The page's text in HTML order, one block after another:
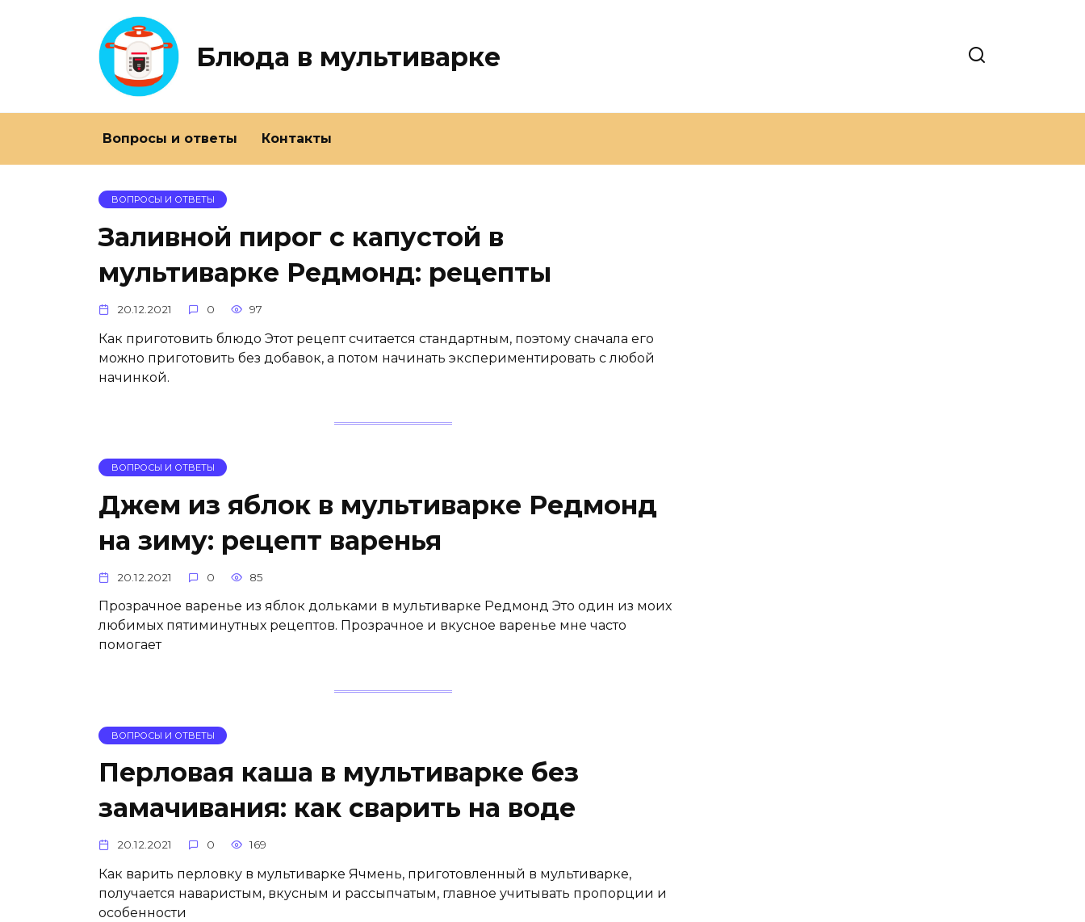
Блюда в мультиварке
Вопросы и ответы Контакты
ВОПРОСЫ И ОТВЕТЫ
Заливной пирог с капустой в
мультиварке Редмонд: рецепты
20.12.2021 0 97
Как приготовить блюдо Этот рецепт считается стандартным, поэтому сначала его
можно приготовить без добавок, а потом начинать экспериментировать с любой
начинкой.
ВОПРОСЫ И ОТВЕТЫ
Джем из яблок в мультиварке Редмонд
на зиму: рецепт варенья
20.12.2021 0 85
Прозрачное варенье из яблок дольками в мультиварке Редмонд Это один из моих
любимых пятиминутных рецептов. Прозрачное и вкусное варенье мне часто
помогает
ВОПРОСЫ И ОТВЕТЫ
Перловая каша в мультиварке без
замачивания: как сварить на воде
20.12.2021 0 169
Как варить перловку в мультиварке Ячмень, приготовленный в мультиварке,
получается наваристым, вкусным и рассыпчатым, главное учитывать пропорции и
особенности